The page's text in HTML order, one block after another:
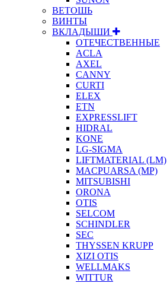
ВЕТОШЬ
ВИНТЫ
ВКЛАДЫШИ
ОТЕЧЕСТВЕННЫЕ
ACLA
AXEL
CANNY
CURTI
ELEX
ETN
EXPRESSLIFT
HIDRAL
KONE
LG-SIGMA
LIFTMATERIAL (LM)
MACPUARSA (MP)
MITSUBISHI
ORONA
OTIS
SELCOM
SCHINDLER
SEC
THYSSEN KRUPP
XIZI OTIS
WELLMAKS
WITTUR